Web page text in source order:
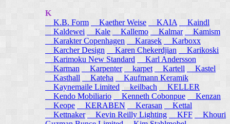
K
K.B. Form
Kaether Weise KAIA
Kaindl
Kaldewei
Kale Kallemo Kalmar
Kamism
Karakter Copenhagen
Karasek
Karboxx
Karcher Design
Karen Chekerdjian
Karikoski
Karimoku New Standard
Karl Andersson
Karman
Karpenter karpet Kartell
Kastel
Kasthall
Kateha
Kaufmann Keramik
Kaynemaile Limited keilbach
KELLER
Kendo Mobiliario
Kenneth Cobonpue
Kenzan
Keope
KERABEN Kerasan
Kettal
Kettnaker Kevin Reilly Lighting KFF
Khouri